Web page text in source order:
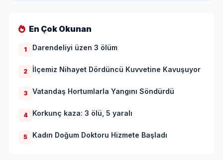
En Çok Okunan
1 Darendeliyi üzen 3 ölüm
2 İlçemiz Nihayet Dördüncü Kuvvetine Kavuşuyor
3 Vatandaş Hortumlarla Yangını Söndürdü
4 Korkunç kaza: 3 ölü, 5 yaralı
5 Kadın Doğum Doktoru Hizmete Başladı